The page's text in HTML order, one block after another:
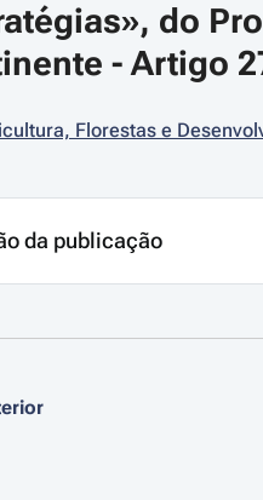
do
- Artigo
Florestas e
da publicação